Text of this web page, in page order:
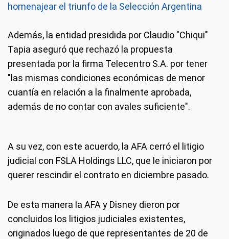
homenajear el triunfo de la Selección Argentina
Además, la entidad presidida por Claudio "Chiqui"
Tapia aseguró que rechazó la propuesta
presentada por la firma Telecentro S.A. por tener
"las mismas condiciones económicas de menor
cuantía en relación a la finalmente aprobada,
además de no contar con avales suficiente".
A su vez, con este acuerdo, la AFA cerró el litigio
judicial con FSLA Holdings LLC, que le iniciaron por
querer rescindir el contrato en diciembre pasado.
De esta manera la AFA y Disney dieron por
concluidos los litigios judiciales existentes,
originados luego de que representantes de 20 de